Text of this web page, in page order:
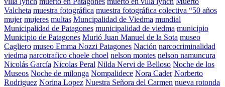
Valcheta muestra fotográfica muestra fotográfica colectiva “50 años
mujer mujeres multas Muncipalidad de Viedma mundial
Municipalidad de Patagones municipalidad de viedma municipio
Municipio de Patagones Murió Juan Manuel de la Sota museo
Cagliero museo Emma Nozzi Patagones Nación narcocriminalidad
viedma narcotrafico choele choel nelson montes nelson namuncura
Nicolás García Nicolas Peral Nilda Nervi de Belloso Noche de los
Museos Noche de milonga Nompalidece Nora Cader Norberto
Rodriguez Norina Lopez Nuestra Señora del Carmen nueva rotonda